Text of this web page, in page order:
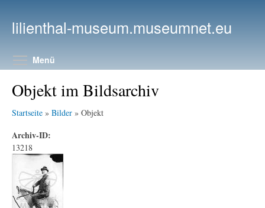
lilienthal-museum.museumnet.eu
Menü
Objekt im Bildsarchiv
Startseite » Bilder » Objekt
Archiv-ID:
13218